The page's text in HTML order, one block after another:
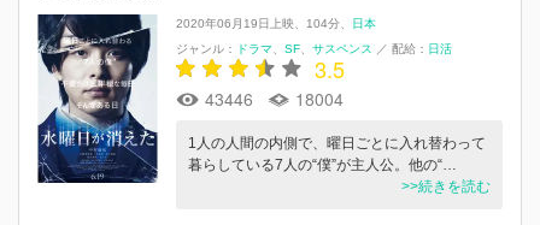
2020年06月19日上映 104分
日本
ジャンル：
ドラマ SF サスペンス ／ 配給： 日活
3.5
43446 18004
1人の人間の内側で、曜日ごとに入れ替わって
暮らしている7人の“僕”が主人公。他の“…
>>続きを読む